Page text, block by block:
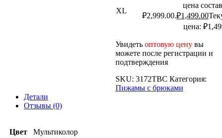
XL
цена
₽2,999.00.₽1,499.00
цена:
Увидеть оптовую ценувы
можете после регистрации и
подтверждения
SKU: 3172TBC Категория:
Пижамы с брюками
Детали
Отзывы (0)
Цвет Мультиколор